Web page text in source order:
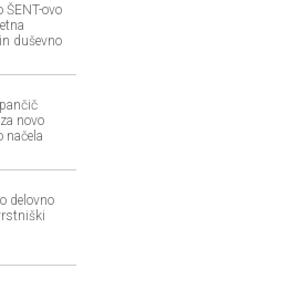
ŠENT-ovo
duševno
novo
načela
delovno